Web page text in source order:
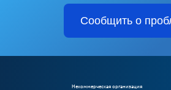
Сообщить о
Некоммерческая организация